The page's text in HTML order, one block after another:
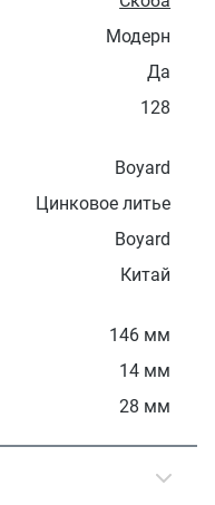
Модерн
Да
128
Boyard
Цинковое литье
Boyard
Китай
146 мм
14 мм
28 мм